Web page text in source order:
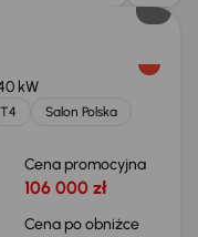
kW
T4
Salon Polska
Cena promocyjna
106 000 zł
Cena po obniżce